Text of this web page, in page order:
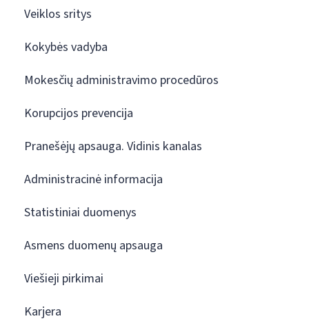
Veiklos sritys
Kokybės vadyba
Mokesčių administravimo procedūros
Korupcijos prevencija
Pranešėjų apsauga. Vidinis kanalas
Administracinė informacija
Statistiniai duomenys
Asmens duomenų apsauga
Viešieji pirkimai
Karjera